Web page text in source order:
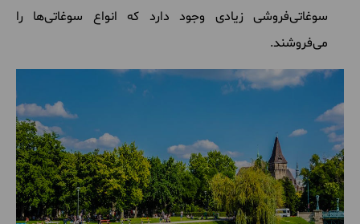
سوغاتی‌فروشی زیادی وجود دارد که انواع سوغاتی‌ها را
می‌فروشند.